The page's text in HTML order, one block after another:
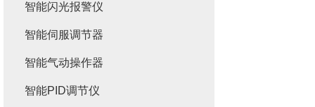
智能闪光报警仪
智能伺服调节器
智能气动操作器
智能PID调节仪